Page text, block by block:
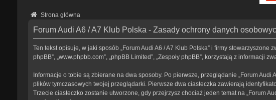
Strona główna
Forum Audi A6 / A7 Klub Polska - Zasady ochrony danych
Ten tekst opisuje, w jaki sposób „Forum Audi A6 / A7 Klub Polska” i firmy stowarzyszone
phpBB”, „www.phpbb.com”, „phpBB Limited”, „Zespoły phpBB”, korzystają z
Informacje o tobie są zbierane na dwa sposoby. Po pierwsze, przeglądanie „Forum
plików tymczasowych twojej przeglądarki. Pierwsze dwa ciasteczka zawierają
Trzecie ciasteczko zostanie utworzone, gdy przejrzysz chociaż jeden temat na „Forum